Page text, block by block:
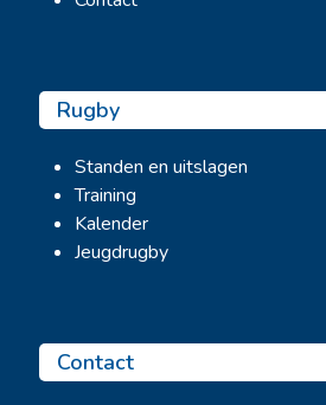
Rugby
Standen en uitslagen
Training
Kalender
Jeugdrugby
Contact